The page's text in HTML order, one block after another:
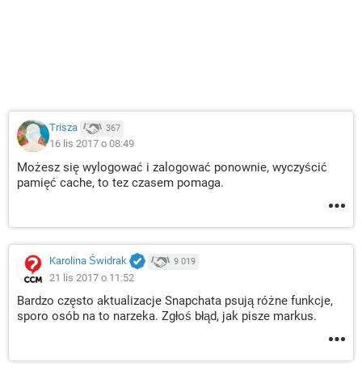
Trisza 367
16 lis 2017 o 08:49
Możesz się wylogować i zalogować ponownie, wyczyścić
pamięć cache, to tez czasem pomaga.
Karolina Świdrak 9 019
21 lis 2017 o 11:52
Bardzo często aktualizacje Snapchata psują różne funkcje,
sporo osób na to narzeka. Zgłoś błąd, jak pisze markus.